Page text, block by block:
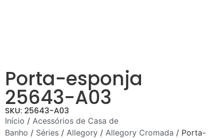
Porta-esponja
25643-A03
SKU: 25643-A03
Início / Acessórios de Casa de
Banho / Séries / Allegory / Allegory Cromada / Porta-